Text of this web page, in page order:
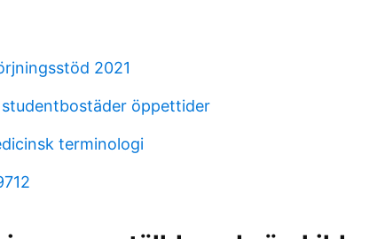
2021
studentbostäder öppettider
terminologi